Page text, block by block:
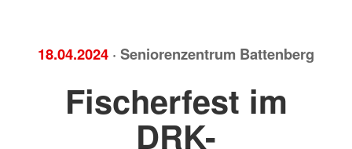
18.04.2024 · Seniorenzentrum Battenberg
Fischerfest im
DRK-